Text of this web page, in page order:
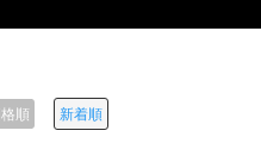
順 新着順